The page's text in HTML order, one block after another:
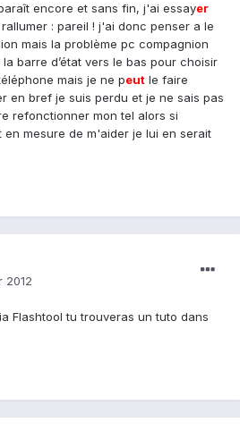
encore et sans fin, j'ai essayer
: pareil ! j'ai donc penser a le
mais la problème pc compagnion
barre d’état vers le bas pour choisir
mais je ne peut le faire
en bref je suis perdu et je ne sais pas
refonctionner mon tel alors si
mesure de m'aider je lui en serait
2012
Flashtool tu trouveras un tuto dans